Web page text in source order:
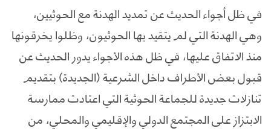
في ظل أجواء الحديث عن تمديد الهدنة مع الحوثيين،
وهي الهدنة التي لم يتقيد بها الحوثيون، وظلوا يخرقونها
منذ الاتفاق عليها، في ظل هذه الأجواء يدور الحديث عن
قبول بعض الأطراف داخل الشرعية (الجديدة) بتقديم
تنازلات جديدة للجماعة الحوثية التي اعتادت ممارسة
الابتزاز على المجتمع الدولي والإقليمي والمحلي، من